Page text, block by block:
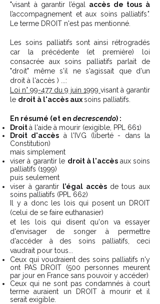
"visant à garantir l’égal accès de tous à
l’accompagnement et aux soins palliatifs".
Le terme DROIT n'est pas mentionné.
Les soins palliatifs sont ainsi rétrogradés
car la précédente (et première) loi
consacrée aux soins palliatifs parlait de
"droit" même s'il ne s'agissait que d'un
droit à l'accès ) ...:
Loi n° 99-477 du 9 juin 1999 visant à garantir
le droit à l'accès auxsoins palliatifs.
En résumé (et en decrescendo) :
Droità l'aide à mourir (exigible, PPL 661)
Droit d'accès à l'IVG (liberté - dans la
Constitution)
mais simplement
viser à garantir le droit à l'accès aux soins
palliatifs (1999)
puis seulement
viser à garantir
l’égal accès de tous aux
soins palliatifs (PPL 662)
Il y a donc les lois qui posent un DROIT
(celui de se faire euthanasier)
et les lois qui disent qu'on va essayer
d'envisager de songer à permettre
d'accéder à des soins palliatifs, ceci
vaudrait pour tous...
Ceux qui voudraient des soins palliatifs n'y
ont PAS DROIT (500 personnes meurent
par jour en France sans pouvoir y accéder)
Ceux qui ne sont pas condamnés à court
terme auraient un DROIT à mourir et il
serait exigible.